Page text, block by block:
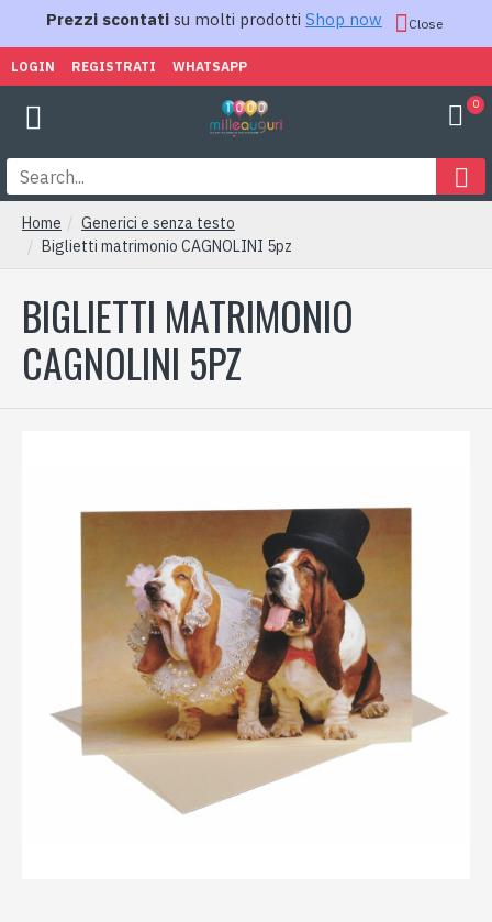
Prezzi scontati su molti prodotti Shop now Close
LOGIN REGISTRATI WHATSAPP
0
Home
Generici e senza testo
Biglietti matrimonio CAGNOLINI 5pz
BIGLIETTI MATRIMONIO
CAGNOLINI 5PZ